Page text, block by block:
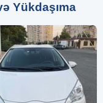
Yükdaşıma